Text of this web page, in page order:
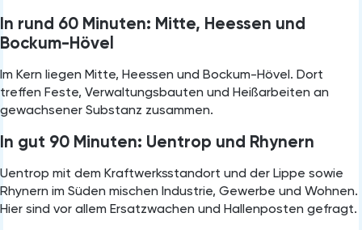
In rund 60 Minuten: Mitte, Heessen und
Bockum-Hövel
Im Kern liegen Mitte, Heessen und Bockum-Hövel. Dort
treffen Feste, Verwaltungsbauten und Heißarbeiten an
gewachsener Substanz zusammen.
In gut 90 Minuten: Uentrop und Rhynern
Uentrop mit dem Kraftwerksstandort und der Lippe sowie
Rhynern im Süden mischen Industrie, Gewerbe und Wohnen.
Hier sind vor allem Ersatzwachen und Hallenposten gefragt.